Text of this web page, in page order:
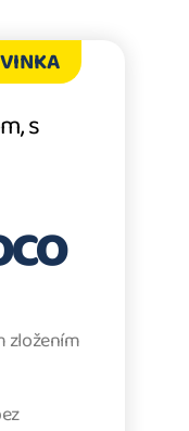
s
zložením